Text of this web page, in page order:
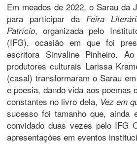
Em meados de 2022, o Sarau da
para participar da Feira
Patrício, organizada pelo
(IFG), ocasião em que foi
escritora Sinvaline Pinheiro.
produtores culturais Larissa
(casal) transformaram o Sarau
e poesia, dando vida aos poemas
constantes no livro dela, Vez em
sucesso foi tamanho que, ainda
convidado duas vezes pelo IFG
apresentações em eventos